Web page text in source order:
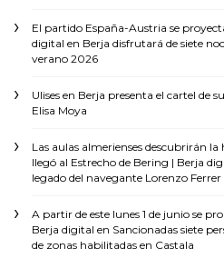
El partido España-Austria se
digital en Berja disfrutará de siete
verano 2026
Ulises en Berja presenta el cartel de
Elisa Moya
Las aulas almerienses descubrirán
llegó al Estrecho de Bering | Berja
legado del navegante Lorenzo
A partir de este lunes 1 de junio se
Berja digital en Sancionadas siete
de zonas habilitadas en Castala